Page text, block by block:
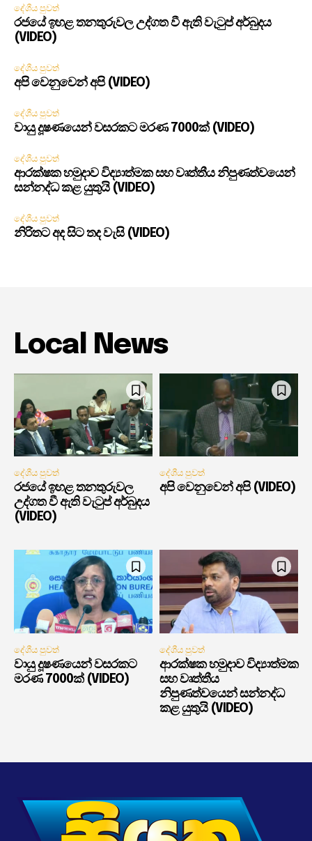
දේශීය පුවත්
රජයේ ඉහළ තනතුරුවල උද්ගත වී ඇති වැටුප් අර්බුදය
(VIDEO)
දේශීය පුවත්
අපි වෙනුවෙන් අපි (VIDEO)
දේශීය පුවත්
වායු දූෂණයෙන් වසරකට මරණ 7000ක් (VIDEO)
දේශීය පුවත්
ආරක්ෂක හමුදාව විද්‍යාත්මක සහ වෘත්තීය නිපුණත්වයෙන්
සන්නද්ධ කළ යුතුයි (VIDEO)
දේශීය පුවත්
නිරිතට අද සිට තද වැසි (VIDEO)
Local News
දේශීය පුවත්
රජයේ ඉහළ තනතුරුවල
උද්ගත වී ඇති වැටුප් අර්බුදය
(VIDEO)
දේශීය පුවත්
අපි වෙනුවෙන් අපි (VIDEO)
දේශීය පුවත්
වායු දූෂණයෙන් වසරකට
මරණ 7000ක් (VIDEO)
දේශීය පුවත්
ආරක්ෂක හමුදාව විද්‍යාත්මක
සහ වෘත්තීය
නිපුණත්වයෙන් සන්නද්ධ
කළ යුතුයි (VIDEO)